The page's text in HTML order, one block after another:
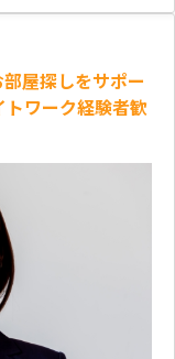
屋探しをサポー
ワーク経験者歓